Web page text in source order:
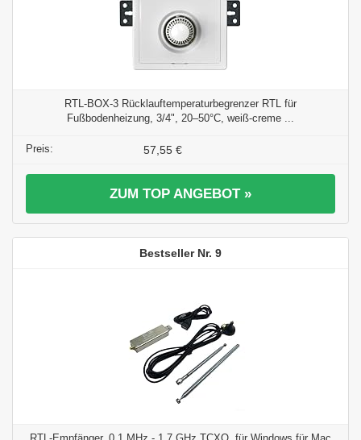
RTL-BOX-3 Rücklauftemperaturbegrenzer RTL für
Fußbodenheizung, 3/4", 20–50°C, weiß-creme ...
57,55 €
ZUM TOP ANGEBOT »
9